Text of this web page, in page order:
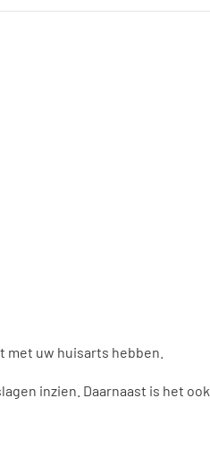
met uw huisarts hebben.
inzien. Daarnaast is het ook